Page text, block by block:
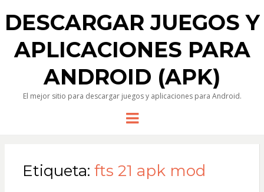
DESCARGAR JUEGOS Y
APLICACIONES PARA
ANDROID (APK)
El mejor sitio para descargar juegos y aplicaciones para Android.
Menu
Etiqueta: fts 21 apk mod